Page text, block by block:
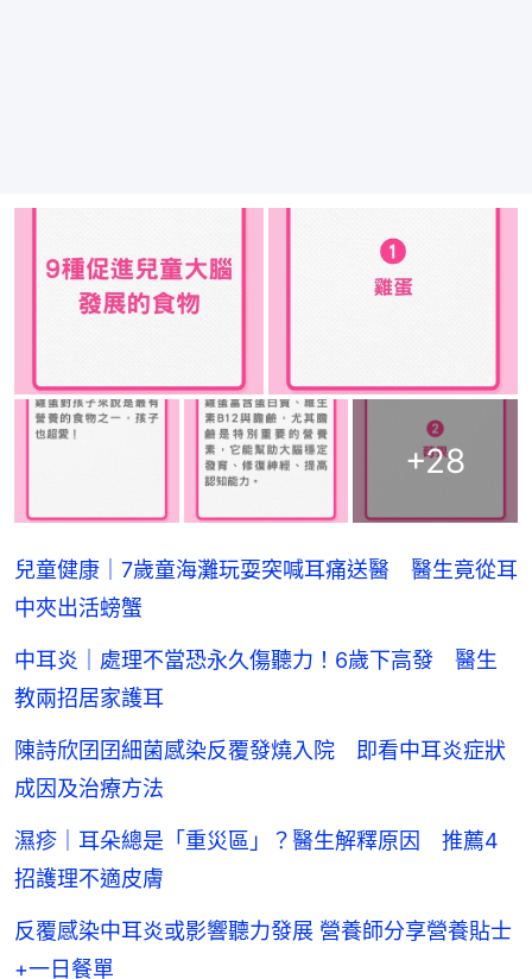
+28
兒童健康｜7歲童海灘玩耍突喊耳痛送醫 醫生竟從耳
中夾出活螃蟹
中耳炎｜處理不當恐永久傷聽力！6歲下高發 醫生
教兩招居家護耳
陳詩欣囝囝細菌感染反覆發燒入院 即看中耳炎症狀
成因及治療方法
濕疹｜耳朵總是「重災區」？醫生解釋原因 推薦4
招護理不適皮膚
反覆感染中耳炎或影響聽力發展 營養師分享營養貼士
+一日餐單